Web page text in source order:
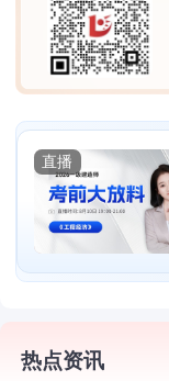
直播
热点资讯